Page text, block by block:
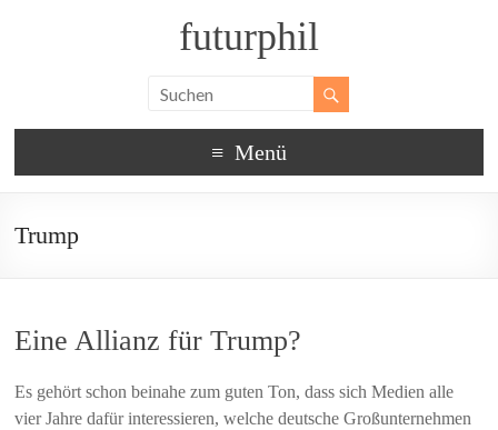
futurphil
Menü
Trump
Eine Allianz für Trump?
Es gehört schon beinahe zum guten Ton, dass sich Medien alle
vier Jahre dafür interessieren, welche deutsche Großunternehmen